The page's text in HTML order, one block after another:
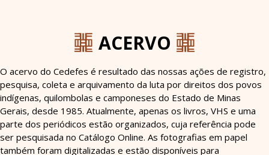
ACERVO
O acervo do Cedefes é resultado das nossas ações de registro,
pesquisa, coleta e arquivamento da luta por direitos dos povos
indígenas, quilombolas e camponeses do Estado de Minas
Gerais, desde 1985. Atualmente, apenas os livros, VHS e uma
parte dos periódicos estão organizados, cuja referência pode
ser pesquisada no Catálogo Online. As fotografias em papel
também foram digitalizadas e estão disponíveis para